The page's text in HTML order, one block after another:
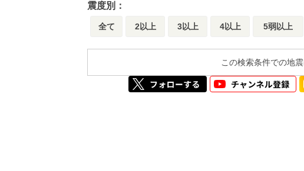
震度別：
全て 2以上 3以上 4以上 5弱以上
この検索条件での地震